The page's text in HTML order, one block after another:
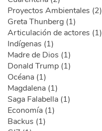
Proyectos Ambientales (2)
Greta Thunberg (1)
Articulación de actores (1)
Indígenas (1)
Madre de Dios (1)
Donald Trump (1)
Océana (1)
Magdalena (1)
Saga Falabella (1)
Economía (1)
Backus (1)